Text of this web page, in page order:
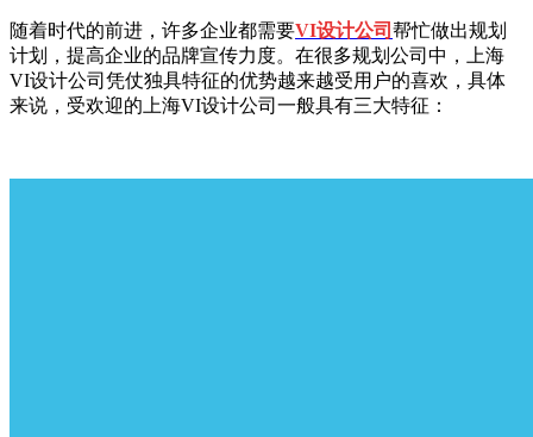
随着时代的前进，许多企业都需要VI设计公司 帮忙做出规划
计划，提高企业的品牌宣传力度。在很多规划公司中，上海
VI设计公司凭仗独具特征的优势越来越受用户的喜欢，具体
来说，受欢迎的上海VI设计公司一般具有三大特征：